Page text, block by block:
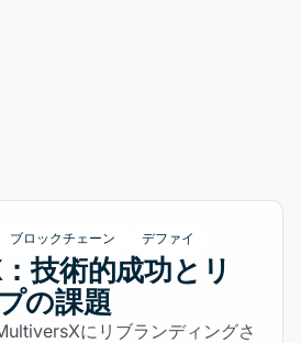
ブロックチェーン デファイ
技術的成功とリ
の課題
にリブランディングさ